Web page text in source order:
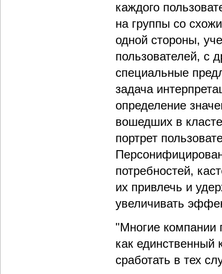
каждого
на группы со
одной стороны,
пользователей, с
специальные
задача
определение
вошедших в
портрет
потребностей,
их привлечь и
увеличивать
"Многие компании
как единственный
сработать в тех